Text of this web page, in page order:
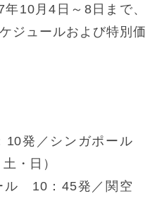
10月4日～8日まで、
ジュールおよび特別価
発／シンガポール
・日）
ル 10：45発／関空